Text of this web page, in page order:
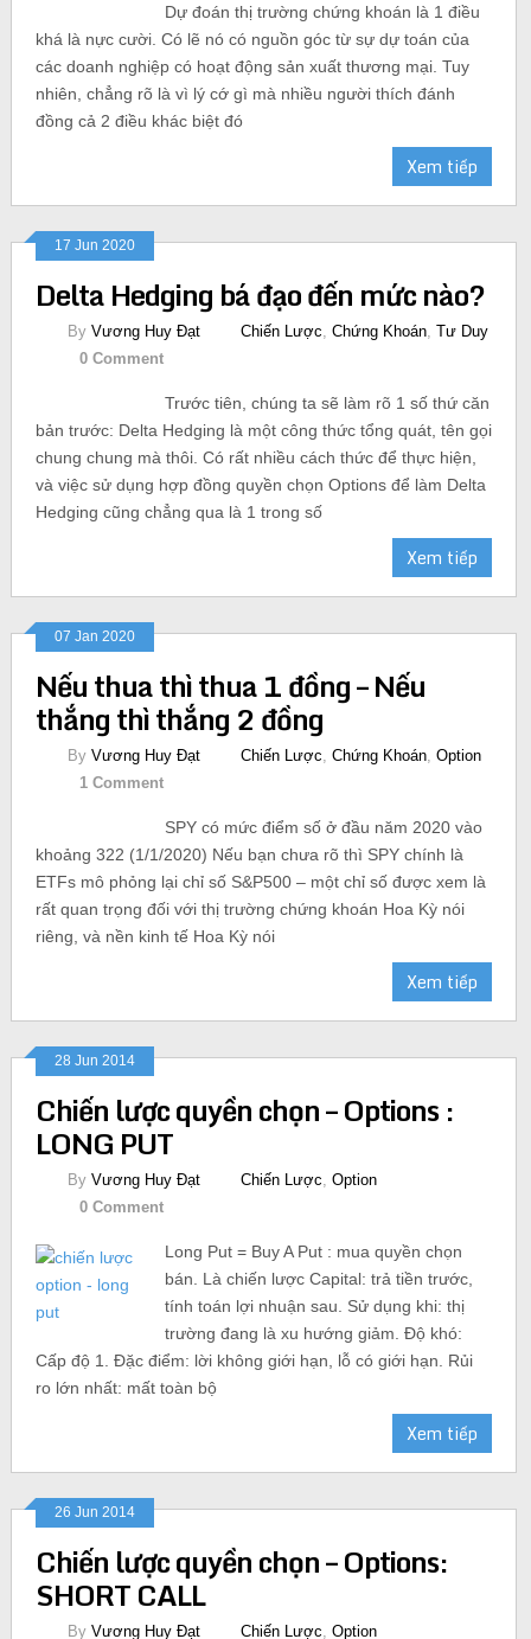
Dự đoán thị trường chứng khoán là 1 điều
khá là nực cười. Có lẽ nó có nguồn góc từ sự dự toán của
các doanh nghiệp có hoạt động sản xuất thương mại. Tuy
nhiên, chẳng rõ là vì lý cớ gì mà nhiều người thích đánh
đồng cả 2 điều khác biệt đó
Xem tiếp
17 Jun 2020
Delta Hedging bá đạo đến mức nào?
By Vương Huy Đạt Chiến Lược Chứng Khoán, Tư Duy
0 Comment
Trước tiên, chúng ta sẽ làm rõ 1 số thứ căn
bản trước: Delta Hedging là một công thức tổng quát, tên gọi
chung chung mà thôi. Có rất nhiều cách thức để thực hiện,
và việc sử dụng hợp đồng quyền chọn Options để làm Delta
Hedging cũng chẳng qua là 1 trong số
Xem tiếp
07 Jan 2020
Nếu thua thì thua 1 đồng – Nếu
thắng thì thắng 2 đồng
By Vương Huy Đạt Chiến Lược Chứng Khoán, Option
1 Comment
SPY có mức điểm số ở đầu năm 2020 vào
khoảng 322 (1/1/2020) Nếu bạn chưa rõ thì SPY chính là
ETFs mô phỏng lại chỉ số S&P500 – một chỉ số được xem là
rất quan trọng đối với thị trường chứng khoán Hoa Kỳ nói
riêng, và nền kinh tế Hoa Kỳ nói
Xem tiếp
28 Jun 2014
Chiến lược quyền chọn – Options :
LONG PUT
By Vương Huy Đạt Chiến Lược Option
0 Comment
Long Put = Buy A Put : mua quyền chọn
bán. Là chiến lược Capital: trả tiền trước,
tính toán lợi nhuận sau. Sử dụng khi: thị
trường đang là xu hướng giảm. Độ khó:
Cấp độ 1. Đặc điểm: lời không giới hạn, lỗ có giới hạn. Rủi
ro lớn nhất: mất toàn bộ
Xem tiếp
26 Jun 2014
Chiến lược quyền chọn – Options:
SHORT CALL
By Vương Huy Đạt Chiến Lược Option